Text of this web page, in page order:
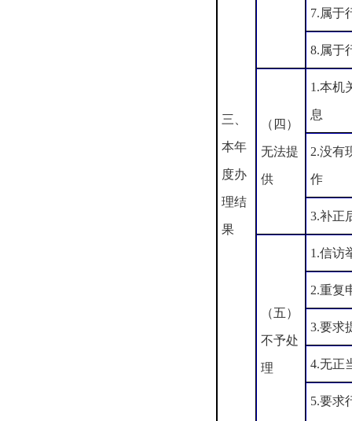
三、
本年
度办
理结
果
7.属于
8.属于
（四）
无法提
供
1.本机
息
2.没有
作
3.补正
（五）
不予处
理
1.信访
2.重复
3.要求
4.无正
5.要求